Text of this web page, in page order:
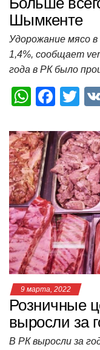
Шымкенте
Удорожание мясо
1,4%, сообщает
года в РК было
W
at
s
A
p
p
F
c
e
b
o
o
k
T
tt
er
9 марта, 2022
Розничные
выросли за
В РК выросли за